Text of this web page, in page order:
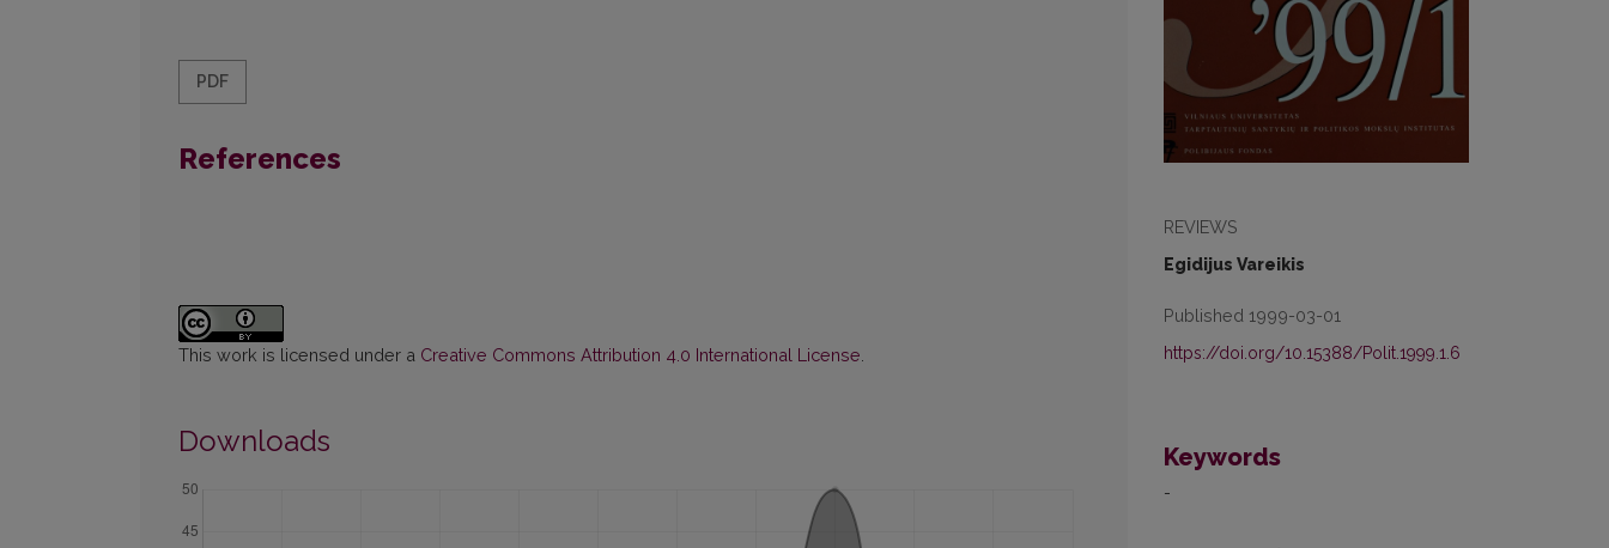
REVIEWS
Egidijus Vareikis
Published 1999-03-01
https://doi.org/10.15388/Polit.1999.1.6
Keywords
-
PDF
References
This work is licensed under a Creative Commons Attribution 4.0 International License
Downloads